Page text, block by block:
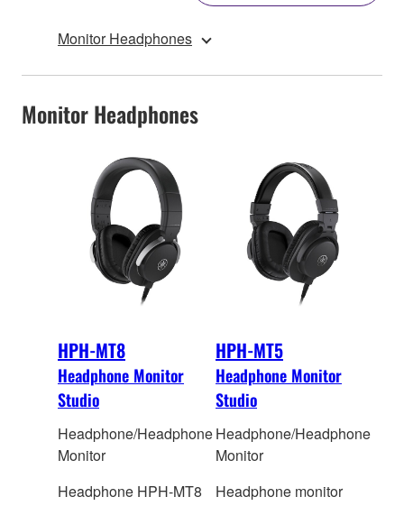
Monitor Headphones
Monitor Headphones
HPH-MT8
Headphone Monitor
Studio
Headphone/Headphone
Monitor
Headphone HPH-MT8
HPH-MT5
Headphone Monitor
Studio
Headphone/Headphone
Monitor
Headphone monitor